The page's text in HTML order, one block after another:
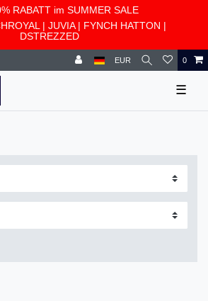
RABATT im SUMMER SALE
| JUVIA| FYNCH HATTON |
DSTREZZED
EUR 0
☰